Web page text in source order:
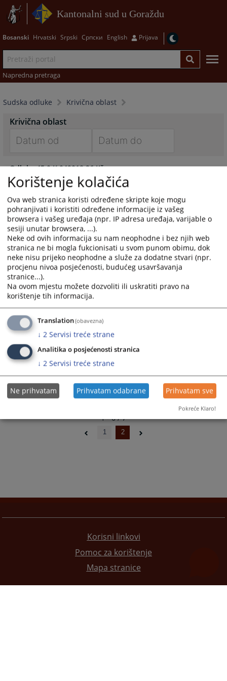
Kantonalni sud u Goraždu
Bosanski Hrvatski Srpski Српски English Prijava
Napredna pretraga
Sudska odluke Krivična oblast
Krivična oblast
forward
to
interact
with
the
calendar
and
select
a
date.
Press
the
question
mark
key
to
get
the
keyboard
for
forward
to
interact
with
the
calendar
and
select
a
date.
the
question
key
to
get
keyboard
for
08.06.2026.
Odluka 45 0 K 049018 26 Kž
08.06.2026.
Odluka 45 0 K 050321 26 Kž
08.06.2026.
45 0 K 049485 26 Kz presuda
45 0 K 041889 24 Kž 2 - Odluka
45 0 K 045817 25 Kž 2 - Odluka
45 0 K 046102 25 Kž - Odluka
1 - 6 / 7
1 2
Korisni linkovi
Pomoc za korištenje
Mapa stranice
Korištenje kolačića
Ova web stranica koristi određene skripte koje mogu
pohranjivati i koristiti određene informacije iz vašeg
browsera i vašeg uređaja (npr. IP adresa uređaja, varijable o
sesiji unutar browsera, ...).
Neke od ovih informacija su nam neophodne i bez njih web
stranica ne bi mogla fukcionisati u svom punom obimu, dok
neke nisu prijeko neophodne a služe za dodatne stvari (npr.
procjenu nivoa posjećenosti, budućeg usavršavanja
stranice...).
Na ovom mjestu možete dozvoliti ili uskratiti pravo na
korištenje tih informacija.
Translation(obavezna)
↓ 2 Servisi treće strane
Analitika o posjećenosti stranica
↓ 2 Servisi treće strane
Ne prihvatam Prihvatam odabrane Prihvatam sve
Pokreće Klaro!